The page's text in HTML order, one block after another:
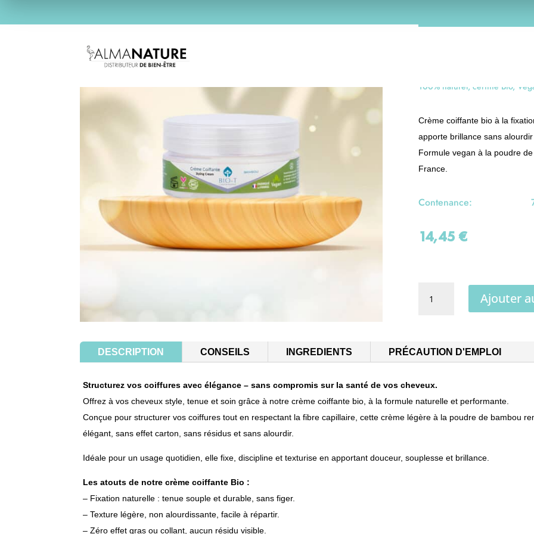
BIO-T
100% naturel, certifié Bio,
Crème coiffante bio à la
apporte brillance sans alourdir
Formule vegan à la poudre
France.
Contenance:
14,45€
Bio
Ajouter
DESCRIPTION CONSEILS INGREDIENTS PRÉCAUTION D'EMPLOI
Structurez vos coiffures avec élégance – sans compromis sur la santé de vos cheveux.
Offrez à voscheveux style, tenue et soin grâce à notre crème coiffante bio, à la formule naturelle et performante.
Conçue pour structurer vos coiffures tout en respectant la fibre capillaire, cette crème légère à la poudre de bambou
élégant, sans effet carton, sans résidus et sans alourdir.
Idéale pour un usage quotidien, elle fixe, discipline et texturise en apportant douceur, souplesse et brillance.
Les atouts de notrecrème coiffante Bio :
– Fixation naturelle : tenue souple et durable, sans figer.
– Texture légère, non alourdissante, facile à répartir.
– Zéro effet gras ou collant, aucun résidu visible.